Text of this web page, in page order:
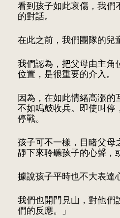
看到孩子如此哀傷，我們
的對話。
在此之前，我們團隊的兒
我們認為，把父母由主角
位置，是很重要的介入。
因為，在如此情緒高漲的
不如鳴鼓收兵。即使叫停
停戰。
孩子可不一樣，目睹父母
靜下來聆聽孩子的心聲，
據說孩子平時也不大表達
我們也開門見山，對他們
們的反應。」